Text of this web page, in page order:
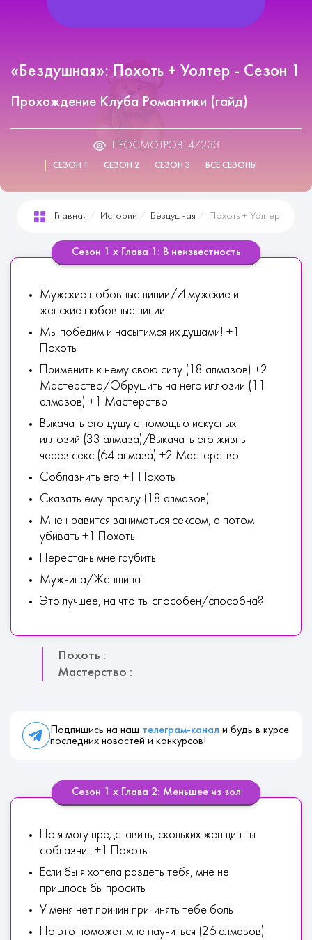
«Бездушная»: Похоть + Уолтер - Сезон 1
Прохождение Клуба Романтики (гайд)
ПРОСМОТРОВ: 47233
СЕЗОН 1 СЕЗОН 2 СЕЗОН 3 ВСЕ СЕЗОНЫ
Главная Истории Бездушная Похоть + Уолтер
Сезон 1 х Глава 1: В неизвестность
Мужские любовные линии/И мужские и
женские любовные линии
Мы победим и насытимся их душами! +1
Похоть
Применить к нему свою силу (18 алмазов) +2
Мастерство/Обрушить на него иллюзии (11
алмазов) +1 Мастерство
Выкачать его душу с помощью искусных
иллюзий (33 алмаза)/Выкачать его жизнь
через секс (64 алмаза) +2 Мастерство
Соблазнить его +1 Похоть
Сказать ему правду (18 алмазов)
Мне нравится заниматься сексом, а потом
убивать +1 Похоть
Перестань мне грубить
Мужчина/Женщина
Это лучшее, на что ты способен/способна?
Похоть :
Мастерство :
Подпишись на наш телеграм-канал и будь в курсе
последних новостей и конкурсов!
Сезон 1 х Глава 2: Меньшее из зол
Но я могу представить, скольких женщин ты
соблазнил +1 Похоть
Если бы я хотела раздеть тебя, мне не
пришлось бы просить
У меня нет причин причинять тебе боль
Но это поможет мне научиться (26 алмазов)